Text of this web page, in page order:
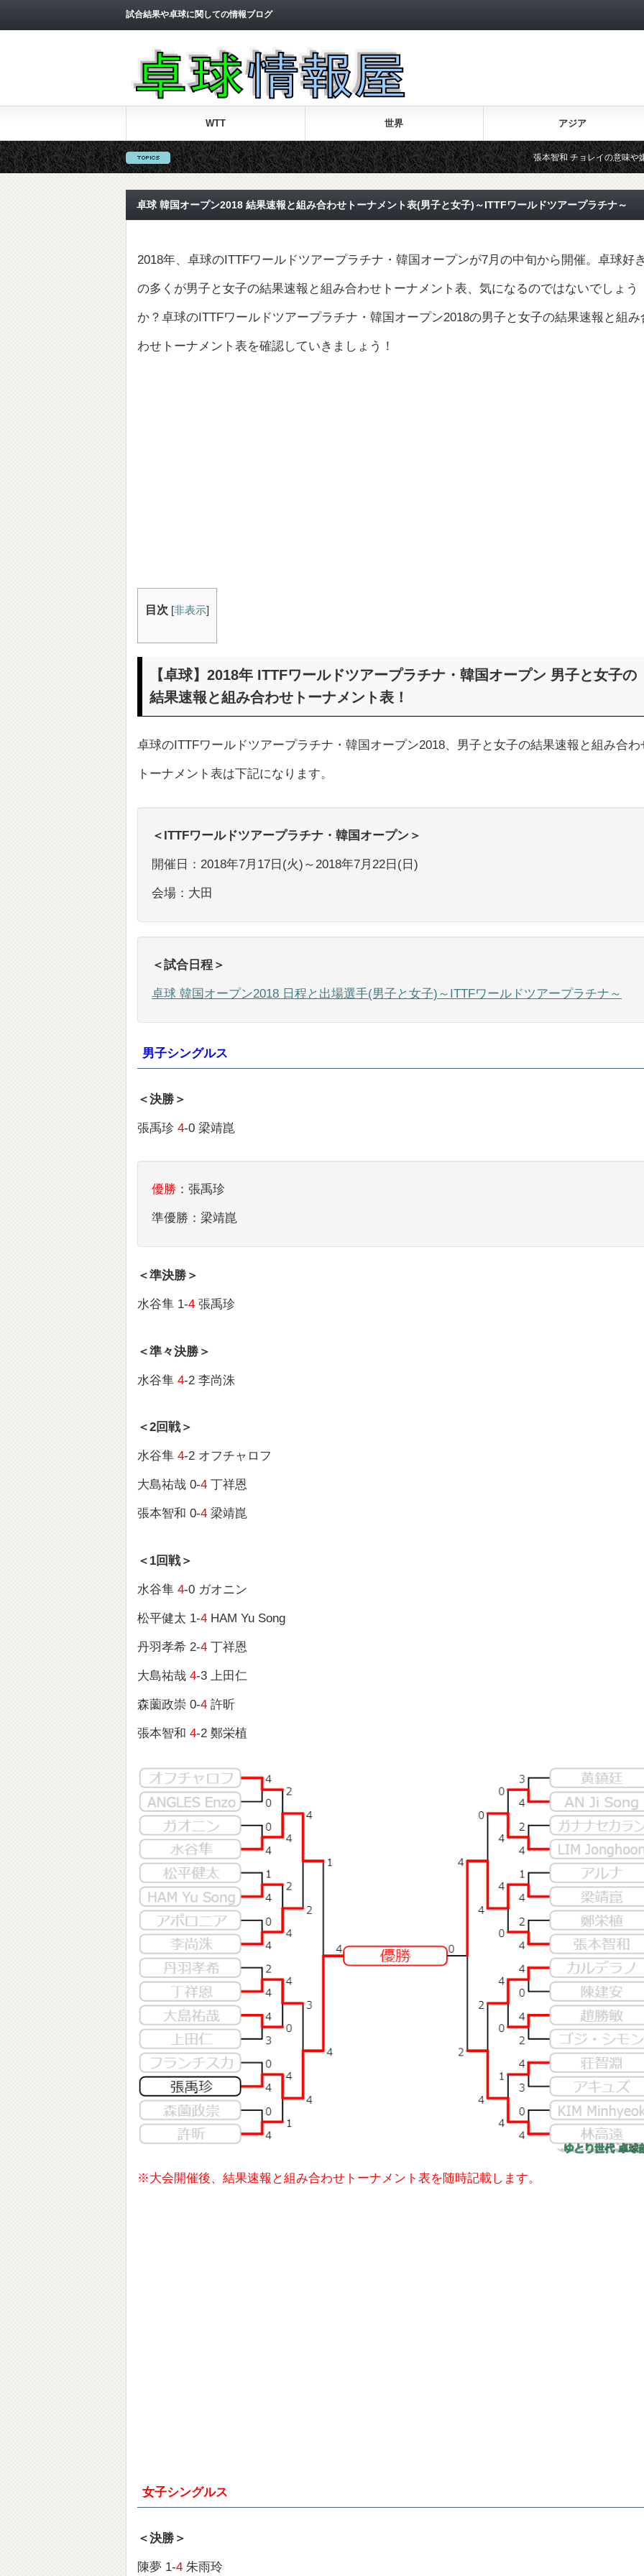
試合結果や卓球に関しての情報ブログ
WTT 世界 アジア
張本智和 チョレイの意味や嫌いと言われ
卓球 韓国オープン2018 結果速報と組み合わせトーナメント表(男子と女子)～ITTFワールドツアープラチナ～
2018年、卓球のITTFワールドツアープラチナ・韓国オープンが7月の中旬から開催。卓球好
の多くが男子と女子の結果速報と組み合わせトーナメント表、気になるのではないでしょう
か？卓球のITTFワールドツアープラチナ・韓国オープン2018の男子と女子の結果速報と組み
わせトーナメント表を確認していきましょう！
目次 [非表示]
【卓球】2018年 ITTFワールドツアープラチナ・韓国オープン 男子と女子の
結果速報と組み合わせトーナメント表！
卓球のITTFワールドツアープラチナ・韓国オープン2018、男子と女子の結果速報と組み合わ
トーナメント表は下記になります。
＜ITTFワールドツアープラチナ・韓国オープン＞
開催日：2018年7月17日(火)～2018年7月22日(日)
会場：大田
＜試合日程＞
卓球 韓国オープン2018 日程と出場選手(男子と女子)～ITTFワールドツアープラチナ～
男子シングルス
＜決勝＞
張禹珍 4-0 梁靖崑
優勝 ：張禹珍
準優勝：梁靖崑
＜準決勝＞
水谷隼 1-4 張禹珍
＜準々決勝＞
水谷隼 4-2 李尚洙
＜2回戦＞
水谷隼 4-2 オフチャロフ
大島祐哉 0-4 丁祥恩
張本智和 0-4 梁靖崑
＜1回戦＞
水谷隼 4-0 ガオニン
松平健太 1-4 HAM Yu Song
丹羽孝希 2-4 丁祥恩
大島祐哉 4-3 上田仁
森薗政崇 0-4 許昕
張本智和 4-2 鄭栄植
※大会開催後、結果速報と組み合わせトーナメント表を随時記載します。
女子シングルス
＜決勝＞
陳夢 1-4 朱雨玲